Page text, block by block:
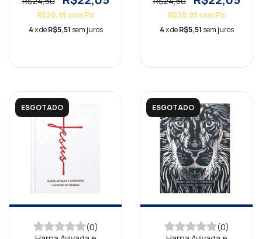
R$20,95com Pix
4x deR$5,51 sem juros
R$20,95com Pix
4x deR$5,51 sem juros
ESGOTADO
(0)
ESGOTADO
(0)